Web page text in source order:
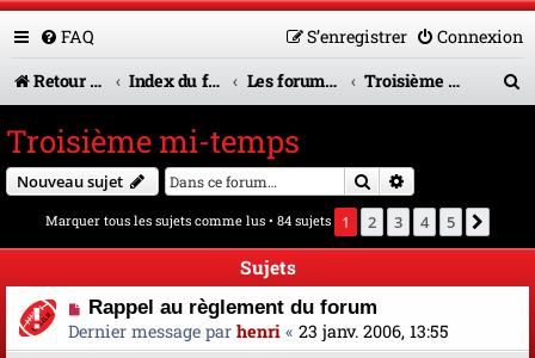
FAQ Connexion
S’enregistrer
Retour vers le site U.A.G.R.
Index du forum Les forums en service Troisième mi-temps
Troisième mi-temps
Nouveau sujet Rechercher
Marquer tous les sujets comme lus • 84 sujets 1 2 3 4 5
Sujets
Rappel au règlement du forum
Dernier message par henri « 23 janv. 2006, 13:55